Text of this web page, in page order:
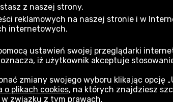
Reklamacja gwarancyjna
Regulamin sklepu
Opinie
Dostępność cyfrowa
z naszej strony,
reklamowych na naszej stronie i w
internetowych.
ustawień swojej przeglądarki
iż użytkownik akceptuje
zmiany swojego wyboru klikając opcję
o plikach cookies, na których znajdziesz
związku z tym prawach.